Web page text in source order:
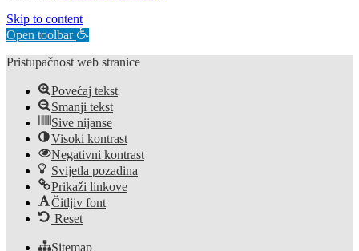
Skip to content
Open toolbar
Pristupačnost web stranice
Povećaj tekst
Smanji tekst
Sive nijanse
Visoki kontrast
Negativni kontrast
Svijetla pozadina
Prikaži linkove
Čitljiv font
Reset
Sitemap